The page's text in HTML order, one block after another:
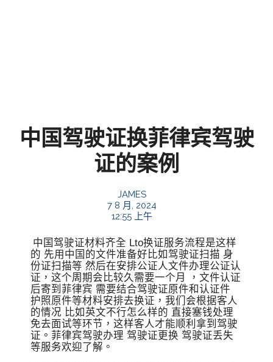
中国驾驶证换菲律宾驾驶
证的案例
JAMES
7 8 月, 2024
12:55 上午
中国驾驶证材料齐全 Lto换证服务流程是这样
的 先用中国的文件准备好比如驾驶证扫描 身
份证扫描等 然后在安排公证人文件办理公证认
证，这个周期会比较久需要一个月 ，文件认证
后寄到菲律宾 需要结合驾驶证原件和认证件
护照原件等材料安排去换证，我们会根据客人
的情况 比如英文不行怎么样的 直接塞钱处理
免去面试等环节，这样客人才能顺利拿到驾驶
证。菲律宾驾驶办理 驾驶证更换 驾驶证丢失
等服务欢迎了解。